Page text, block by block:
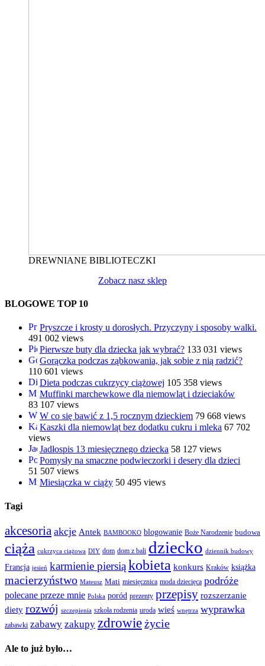
DREWNIANE BIBLIOTECZKI
Zobacz nasz sklep
BLOGOWE TOP 10
Pryszcze i krosty u dorosłych. Przyczyny i sposoby walki.
491 002 views
Pierwsze buty dla dziecka jak wybrać? 133 031 views
Gorączka podczas ząbkowania, jak sobie z nią radzić?
110 601 views
Dieta podczas cukrzycy ciążowej 105 358 views
Muffinki marchewkowe dla niemowląt i dzieciaków
83 107 views
W co się bawić z 1,5 rocznym dzieckiem 79 668 views
Kaszki dla niemowląt bez dodatku cukru i mleka 67 702
views
Jadłospis 13 miesięcznego dziecka 58 127 views
Pomysły na smaczne podwieczorki i desery dla dzieci
51 507 views
Miesiączka w ciąży 50 495 views
Tagi
akcesoria akcje Antek BAMBOOKO blogowanie Boże Narodzenie budowa
ciąża cukrzyca ciążowa DIY dom dom z bali dziecko dziennik budowy
Francja jesień karmienie piersiąkobieta konkurs Kraków książka
macierzyństwo Mateusz Mati miesięcznica moda dziecięca podróże
polecane przeze mnie Polska poród prezenty przepisy rozszerzanie
diety rozwój szczepienia szkoła rodzenia uroda wieś wnętrza wyprawka
zabawki zabawy zakupy zdrowieżycie
Ale to już było…